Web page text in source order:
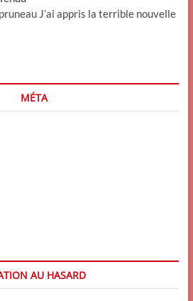
J’ai appris la terrible nouvelle
MÉTA
AU HASARD